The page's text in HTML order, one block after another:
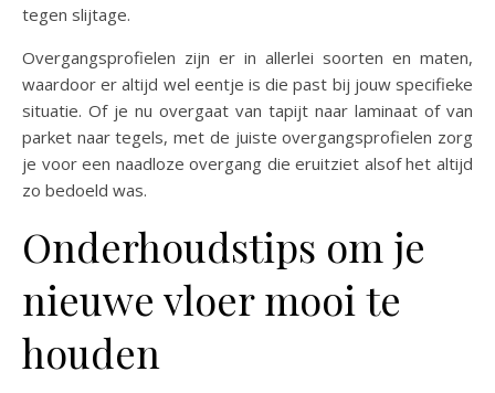
tegen slijtage.
Overgangsprofielen zijn er in allerlei soorten en maten,
waardoor er altijd wel eentje is die past bij jouw specifieke
situatie. Of je nu overgaat van tapijt naar laminaat of van
parket naar tegels, met de juiste overgangsprofielen zorg
je voor een naadloze overgang die eruitziet alsof het altijd
zo bedoeld was.
Onderhoudstips om je
nieuwe vloer mooi te
houden